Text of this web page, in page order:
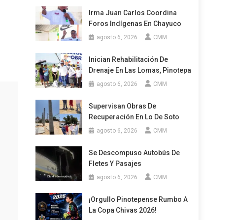
Irma Juan Carlos Coordina
Foros Indígenas En Chayuco
agosto 6, 2026 CMM
Inician Rehabilitación De
Drenaje En Las Lomas, Pinotepa
agosto 6, 2026 CMM
Supervisan Obras De
Recuperación En Lo De Soto
agosto 6, 2026 CMM
Se Descompuso Autobús De
Fletes Y Pasajes
agosto 6, 2026 CMM
¡Orgullo Pinotepense Rumbo A
La Copa Chivas 2026!